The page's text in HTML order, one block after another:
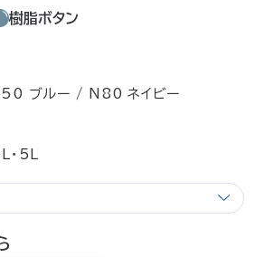
樹脂ボタン
ブルー / N80 ネイビー
・5L